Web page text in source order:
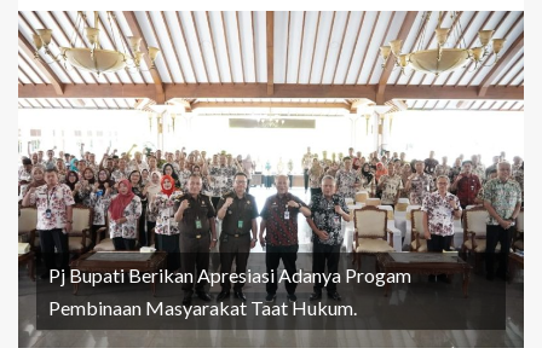
Pj Bupati Berikan Apresiasi Adanya Progam
Pembinaan Masyarakat Taat Hukum.